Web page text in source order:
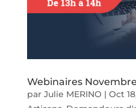
Webinaires
par Julie MERINO | Oct